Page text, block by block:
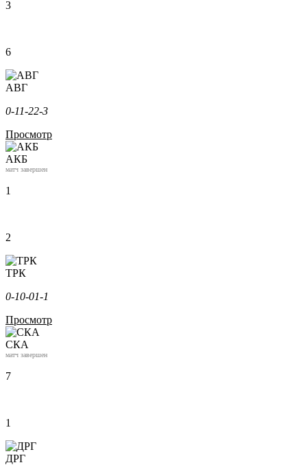
3
6
АВГ
0-11-22-3
Просмотр
АКБ
матч завершен
1
2
ТРК
0-10-01-1
Просмотр
СКА
матч завершен
7
1
ДРГ